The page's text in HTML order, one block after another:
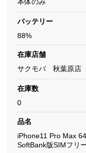
バッテリー
88%
在庫店舗
サクモバ 秋葉原店
在庫数
0
品名
iPhone11 Pro Max
SoftBank版SIMフリ